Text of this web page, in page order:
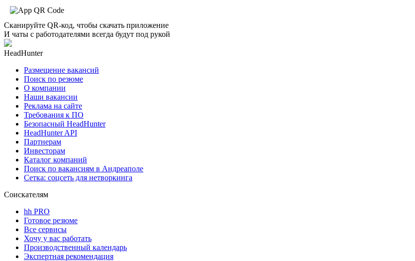
Сканируйте QR-код, чтобы скачать приложение
И чаты с работодателями всегда будут под рукой
HeadHunter
Размещение вакансий
Поиск по резюме
О компании
Наши вакансии
Реклама на сайте
Требования к ПО
Безопасный HeadHunter
HeadHunter API
Партнерам
Инвесторам
Каталог компаний
Поиск по вакансиям в Андреаполе
Сетка: соцсеть для нетворкинга
Соискателям
hh PRO
Готовое резюме
Все сервисы
Хочу у вас работать
Производственный календарь
Экспертная рекомендация